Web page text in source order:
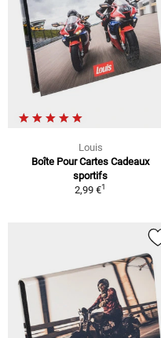
Louis
Boîte Pour Cartes Cadeaux
sportifs
2,99 €1